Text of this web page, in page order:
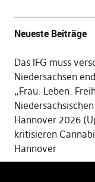
Neueste Beiträge
Das IFG muss
Niedersachsen
„Frau. Leben.
Hannover 2026
kritisieren
Hannover